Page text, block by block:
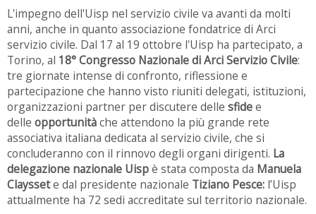
L'impegno dell'Uisp nel servizio civile va avanti da molti
anni, anche in quanto associazione fondatrice di Arci
servizio civile. Dal 17 al 19 ottobre l'Uisp ha partecipato, a
Torino, al 18° Congresso Nazionale di Arci Servizio Civile:
tre giornate intense di confronto, riflessione e
partecipazione che hanno visto riuniti delegati, istituzioni,
organizzazioni partner per discutere delle sfidee
delle opportunitàche attendono la più grande rete
associativa italiana dedicata al servizio civile, che si
concluderanno con il rinnovo degli organi dirigenti. La
delegazione nazionale Uispè stata composta da Manuela
Clayssete dal presidente nazionale Tiziano Pesce: l’Uisp
attualmente ha 72 sedi accreditate sul territorio nazionale.